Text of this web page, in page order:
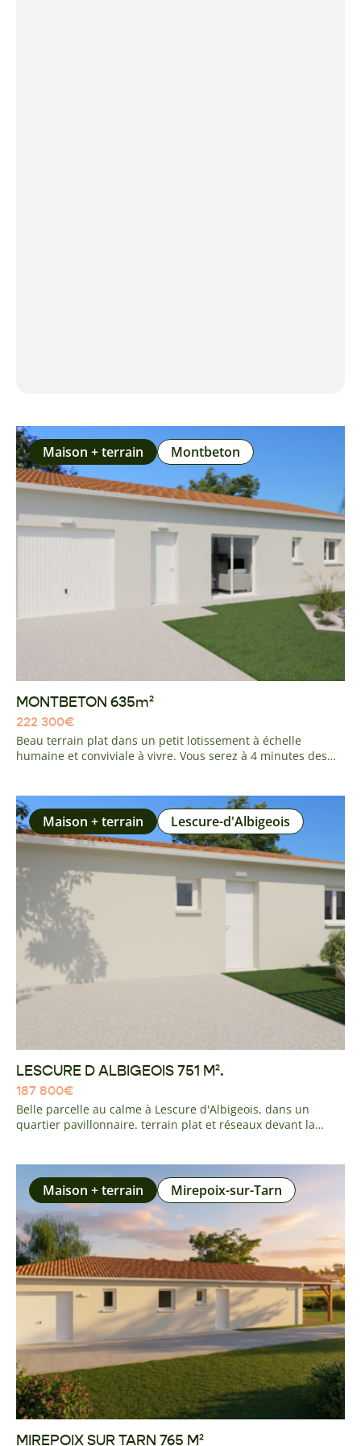
Maison + terrain Montbeton
MONTBETON 635m²
222 300€
Beau terrain plat dans un petit lotissement à échelle
humaine et conviviale à vivre. Vous serez à 4 minutes des
minutes de Toulouse. Pas de frais à prévoir entièrement
viabiliséMaison + terrain Lescure-d'Albigeois
LESCURE D ALBIGEOIS 751 M².
187 800€
Belle parcelle au calme à Lescure d'Albigeois, dans un
quartier pavillonnaire. terrain plat et réseaux devant la
premiers centre commerciaux d'Albi.
Maison + terrain Mirepoix-sur-Tarn
MIREPOIX SUR TARN 765 M²